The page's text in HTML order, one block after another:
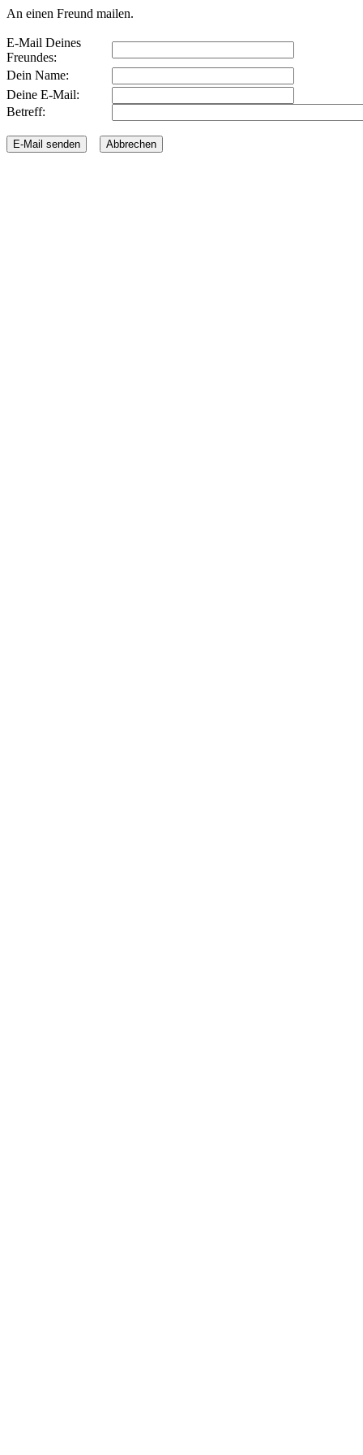
An einen Freund mailen.
E-Mail Deines
Freundes:
Dein Name:
Deine E-Mail:
Betreff: